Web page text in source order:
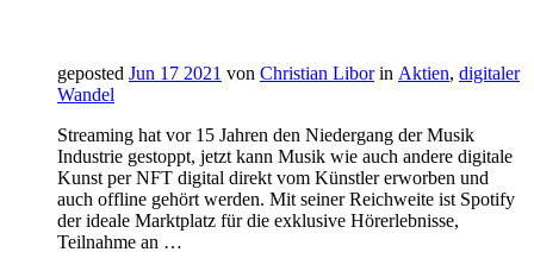
geposted Jun 17 2021 von Christian Libor in Aktien, digitaler
Wandel
Streaming hat vor 15 Jahren den Niedergang der Musik
Industrie gestoppt, jetzt kann Musik wie auch andere digitale
Kunst per NFT digital direkt vom Künstler erworben und
auch offline gehört werden. Mit seiner Reichweite ist Spotify
der ideale Marktplatz für die exklusive Hörerlebnisse,
Teilnahme an …